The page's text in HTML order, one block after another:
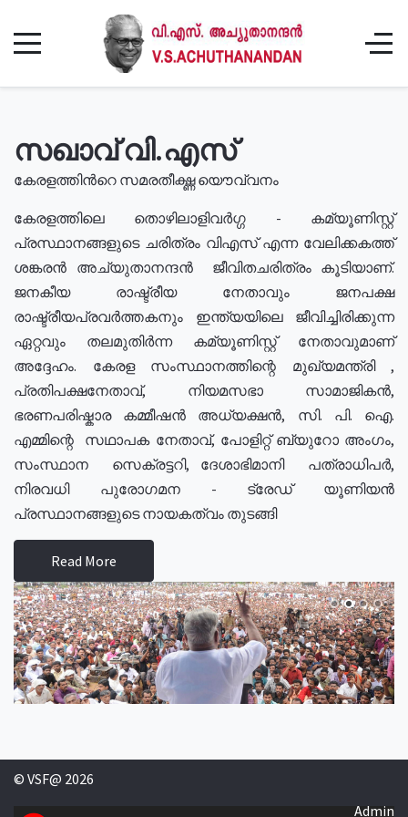
സഖാവ് വി.എസ്
കേരളത്തിൻറെ സമരതീക്ഷ്ണ യൌവ്വനം
കേരളത്തിലെ തൊഴിലാളിവർഗ്ഗ - കമ്യൂണിസ്റ്റ്
പ്രസ്ഥാനങ്ങളുടെ ചരിത്രം വിഎസ് എന്ന വേലിക്കകത്ത്
ശങ്കരൻ അച്യുതാനന്ദൻ ജീവിതചരിത്രം കൂടിയാണ്.
ജനകീയ രാഷ്ട്രീയ നേതാവും ജനപക്ഷ
രാഷ്ട്രീയപ്രവർത്തകനും ഇന്ത്യയിലെ ജീവിച്ചിരിക്കുന്ന
ഏറ്റവും തലമുതിർന്ന കമ്യൂണിസ്റ്റ് നേതാവുമാണ്
അദ്ദേഹം. കേരള സംസ്ഥാനത്തിന്റെ മുഖ്യമന്ത്രി ,
പ്രതിപക്ഷനേതാവ്, നിയമസഭാ സാമാജികൻ,
ഭരണപരിഷ്കാര കമ്മീഷൻ അധ്യക്ഷൻ, സി. പി. ഐ.
എമ്മിന്റെ സഥാപക നേതാവ്, പോളിറ്റ് ബ്യുറോ അംഗം,
സംസ്ഥാന സെക്രട്ടറി, ദേശാഭിമാനി പത്രാധിപർ,
നിരവധി പുരോഗമന - ട്രേഡ് യൂണിയൻ
പ്രസ്ഥാനങ്ങളുടെ നായകത്വം തുടങ്ങി
Read More
© VSF@ 2026
Admin